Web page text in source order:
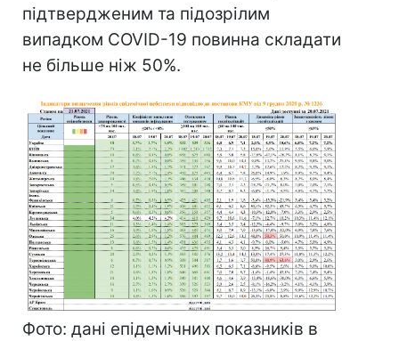
підтвердженим та підозрілим
випадком COVID-19 повинна складати
не більше ніж 50%.
Фото: дані епідемічних показників в